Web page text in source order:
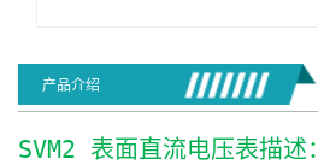
产品介绍
SVM2 表面直流电压表描述：